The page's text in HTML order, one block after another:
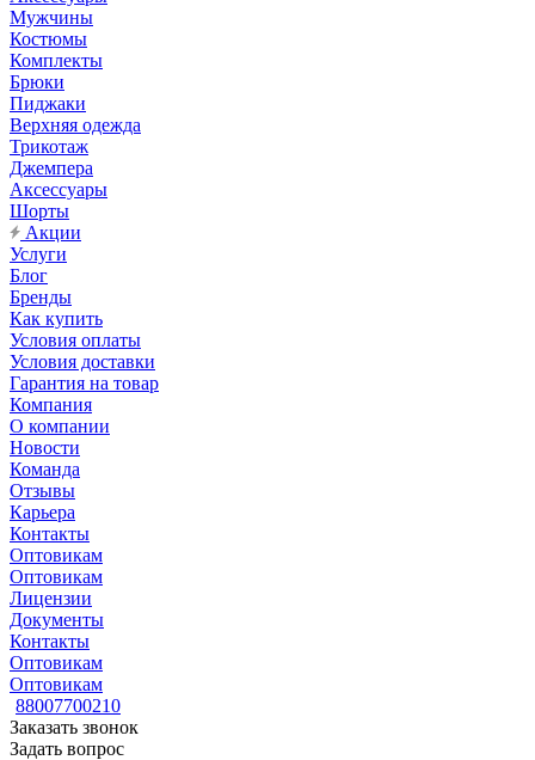
Мужчины
Костюмы
Комплекты
Брюки
Пиджаки
Верхняя одежда
Трикотаж
Джемпера
Аксессуары
Шорты
Акции
Услуги
Блог
Бренды
Как купить
Условия оплаты
Условия доставки
Гарантия на товар
Компания
О компании
Новости
Команда
Отзывы
Карьера
Контакты
Оптовикам
Оптовикам
Лицензии
Документы
Контакты
Оптовикам
Оптовикам
88007700210
Заказать звонок
Задать вопрос